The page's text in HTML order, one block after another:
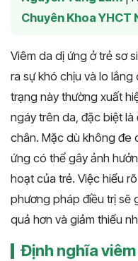
Chuyên Khoa YHCT
Viêm da dị ứng ở trẻ sơ
ra sự khó chịu và lo
trạng này thường xuất
ngáy trên da, đặc biệt là
chân. Mặc dù không đe
ứng có thể gây ảnh
hoạt của trẻ. Việc hiểu
phương pháp điều trị sẽ
quả hơn và giảm thiểu
Định nghĩa